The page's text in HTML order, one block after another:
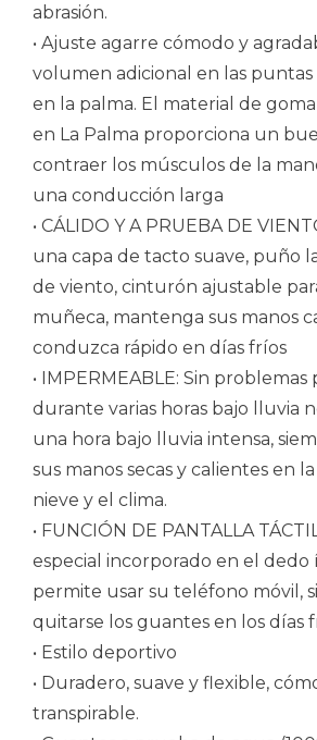
abrasión.
• Ajuste agarre cómodo y
volumen adicional en las puntas
en la palma. El material de
en La Palma proporciona un
contraer los músculos de la
una conducción larga
• CÁLIDO Y A PRUEBA DE
una capa de tacto suave, puño
de viento, cinturón ajustable
muñeca, mantenga sus manos
conduzca rápido en días fríos
• IMPERMEABLE: Sin
durante varias horas bajo lluvia
una hora bajo lluvia intensa,
sus manos secas y calientes en
nieve y el clima.
• FUNCIÓN DE PANTALLA
especial incorporado en el dedo
permite usar su teléfono móvil,
quitarse los guantes en los días
• Estilo deportivo
• Duradero, suave y flexible,
transpirable.